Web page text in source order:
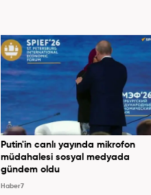
Putin'in canlı yayında mikrofon
müdahalesi sosyal medyada
gündem oldu
Haber7